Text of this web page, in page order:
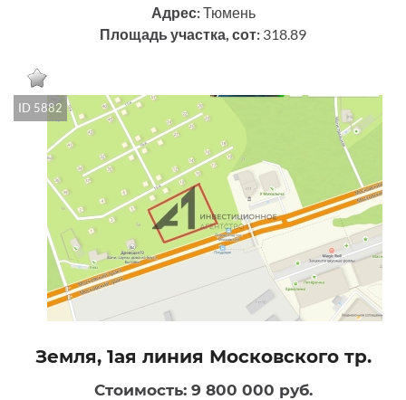
Адрес:Тюмень
Площадь участка, сот: 318.89
ID 5882
Земля, 1ая линия Московского тр.
Стоимость: 9 800 000 руб.